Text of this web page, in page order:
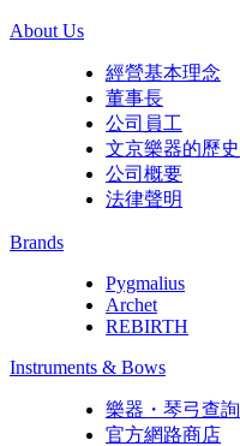
About Us
經營基本理念
董事長
公司員工
文京樂器的歷史
公司概要
法律聲明
Brands
Pygmalius
Archet
REBIRTH
Instruments & Bows
樂器・琴弓查詢
官方網路商店